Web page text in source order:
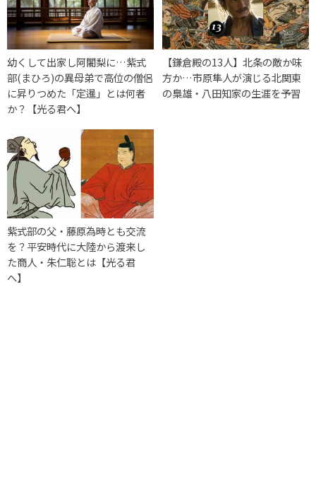
幼くして出家し阿闍梨に…紫式
部(まひろ)の異母弟で高位の僧侶
に昇りつめた「定暹」とは何者
か？【光る君へ】
【鎌倉殿の13人】北条の敵か味
方か…市原隼人が演じる北関東
の梟雄・八田知家の生涯を予習
紫式部の父・藤原為時とも交流
を？平安時代に大陸から渡来し
た商人・朱仁聡とは【光る君
へ】